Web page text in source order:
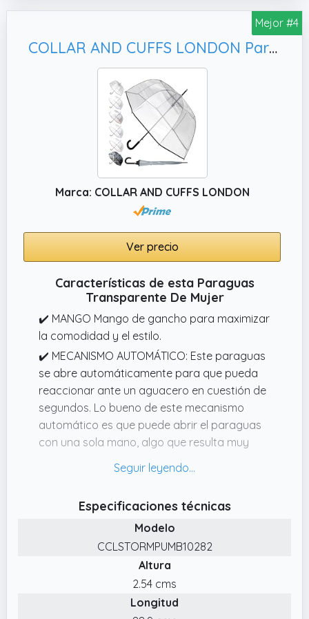
que realmente importa en tu gran día.
✔️ PROTECCIÓN CONTRA LA LLUVIA: Gracias
a su amplio diámetro de 86 cm, te ofrece una
excelente cobertura, protegiéndote de los
caprichos de la lluvia. Este paraguas te
mantendrá cómoda y resplandeciente
durante todo el evento.
Mejor #4
COLLAR AND CUFFS LONDON Paraguas Transparente Antiviento Mujer Hombre Grande - Raro Automático - Paraguas Cupula Resistente Muy Fuerte A Prueba de Viento - Fibra De Vidrio - Ribete Negro
Marca: COLLAR AND CUFFS LONDON
Ver precio
Características de esta Paraguas
Transparente De Mujer
✔️ MANGO Mango de gancho para maximizar
la comodidad y el estilo.
✔️ MECANISMO AUTOMÁTICO: Este paraguas
se abre automáticamente para que pueda
reaccionar ante un aguacero en cuestión de
segundos. Lo bueno de este mecanismo
automático es que puede abrir el paraguas
con una sola mano, algo que resulta muy
bolsas en la otra.
Ya que únicamente empleamos piezas de
alta calidad y técnicos altamente
cualificados. Nuestra tecnología UltraFlex
crea un armazón RESISTENTE y FLEXIBLE.
✔️ DISEÑO Se ha empleado una generosa
cantidad de fibra de vidrio para construir las
Especificaciones técnicas
Modelo
CCLSTORMPUMB10282
Altura
2.54 cms
Longitud